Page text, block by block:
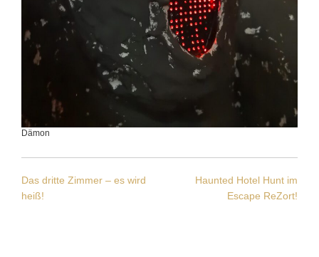
Dämon
Das dritte Zimmer – es wird
heiß!
Haunted Hotel Hunt im
Escape ReZort!